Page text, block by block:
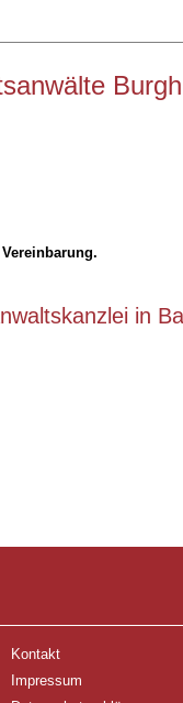
in
Kontakt
Impressum